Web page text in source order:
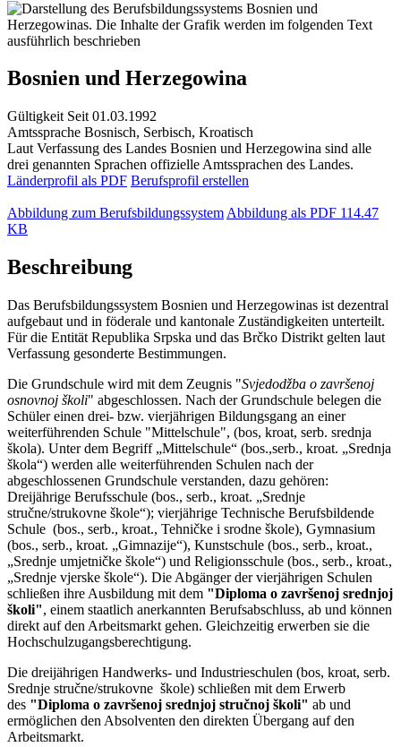
Bosnien und Herzegowina
Gültigkeit Seit 01.03.1992
Amtssprache Bosnisch, Serbisch, Kroatisch
Laut Verfassung des Landes Bosnien und Herzegowina sind alle
drei genannten Sprachen offizielle Amtssprachen des Landes.
Länderprofil als PDF Berufsprofil erstellen
Abbildung zum Berufsbildungssystem Abbildung als PDF 114.47
KB
Beschreibung
Das Berufsbildungssystem Bosnien und Herzegowinas ist dezentral
aufgebaut und in föderale und kantonale Zuständigkeiten unterteilt.
Für die Entität Republika Srpska und das Brčko Distrikt gelten laut
Verfassung gesonderte Bestimmungen.
Die Grundschule wird mit dem Zeugnis "Svjedodžba o završenoj
osnovnoj školi" abgeschlossen. Nach der Grundschule belegen die
Schüler einen drei- bzw. vierjährigen Bildungsgang an einer
weiterführenden Schule "Mittelschule", (bos, kroat, serb. srednja
škola). Unter dem Begriff „Mittelschule“ (bos.,serb., kroat. „Srednja
škola“) werden alle weiterführenden Schulen nach der
abgeschlossenen Grundschule verstanden, dazu gehören:
Dreijährige Berufsschule (bos., serb., kroat. „Srednje
stručne/strukovne škole“); vierjährige Technische Berufsbildende
Schule (bos., serb., kroat., Tehničke i srodne škole), Gymnasium
(bos., serb., kroat. „Gimnazije“), Kunstschule (bos., serb., kroat.,
„Srednje umjetničke škole“) und Religionsschule (bos., serb., kroat.,
„Srednje vjerske škole“). Die Abgänger der vierjährigen Schulen
schließen ihre Ausbildung mit dem "Diploma o završenoj srednjoj
školi", einem staatlich anerkannten Berufsabschluss, ab und können
direkt auf den Arbeitsmarkt gehen. Gleichzeitig erwerben sie die
Hochschulzugangsberechtigung.
Die dreijährigen Handwerks- und Industrieschulen (bos, kroat, serb.
Srednje stručne/strukovne škole) schließen mit dem Erwerb
des "Diploma o završenoj srednjoj stručnoj školi" ab und
ermöglichen den Absolventen den direkten Übergang auf den
Arbeitsmarkt.